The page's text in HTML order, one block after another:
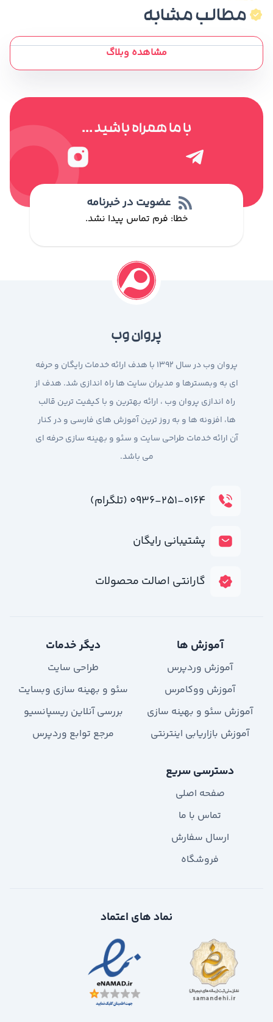
مطالب مشابه
مشاهده وبلاگ
با ما همراه باشید ...
عضویت در خبرنامه
خطا: فرم تماس پیدا نشد.
پروان وب
پروان وب در سال 1392 با هدف ارائه خدمات رایگان و حرفه
ای به وبمسترها و مدیران سایت ها راه اندازی شد. هدف از
راه اندازی پروان وب ، ارائه بهترین و با کیفیت ترین قالب
ها، افزونه ها و به روز ترین آموزش های فارسی و در کنار
آن ارائه خدمات طراحی سایت و سئو و بهینه سازی حرفه ای
می باشد.
۰۹۳۶-۲۵۱-۰۱۶۴ (تلگرام)
پشتیبانی رایگان
گارانتی اصالت محصولات
آموزش ها
آموزش وردپرس
آموزش ووکامرس
آموزش سئو و بهینه سازی
آموزش بازاریابی اینترنتی
دیگر خدمات
طراحی سایت
سئو و بهینه سازی وبسایت
بررسی آنلاین ریسپانسیو
مرجع توابع وردپرس
دسترسی سریع
صفحه اصلی
تماس با ما
ارسال سفارش
فروشگاه
نماد های اعتماد